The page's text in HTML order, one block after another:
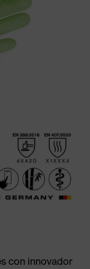
con innovador